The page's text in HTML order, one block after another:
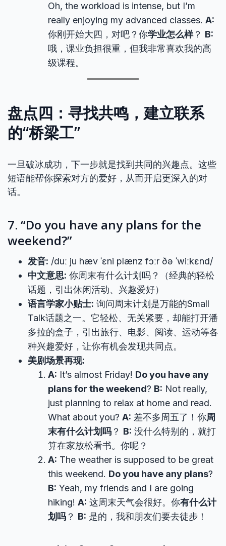
Oh, the workload is intense, but I’m
really enjoying my advanced classes. A:
你刚开始大四，对吧？你学业怎么样？ B:
哦，课业负担很重，但我非常喜欢我的高
级课程。
盘点四：寻找共鸣，建立联系
的“桥梁工”
一旦破冰成功，下一步就是找到共同的兴趣点。这些
短语能帮你探索对方的爱好，从而开启更深入的对
话。
7. “Do you have any plans for the
weekend?”
发音: /duː ju hæv ˈɛni plænz fɔːr ðə ˈwiːkɛnd/
中文意思: 你周末有什么计划吗？（经典的轻松
话题，引出休闲活动、兴趣爱好）
语言学家小贴士: 询问周末计划是万能的Small
Talk话题之一。它轻松、无关紧要，却能打开潘
多拉的盒子，引出旅行、电影、阅读、运动等各
种兴趣爱好，让你有机会发现共同点。
美剧场景再现:
A: It’s almost Friday! Do you have any
plans for the weekend? B: Not really,
just planning to relax at home and read.
What about you? A: 差不多周五了！你周
末有什么计划吗 ？ B: 没什么特别的，就打
算在家放松看书。你呢？
A: The weather is supposed to be great
this weekend. Do you have any plans?
B: Yeah, my friends and I are going
hiking! A: 这周末天气会很好。你有什么计
划吗 ？ B: 是的，我和朋友们要去徒步！